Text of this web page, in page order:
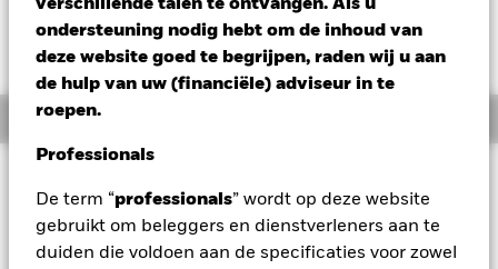
verschillende talen te ontvangen. Als u
ondersteuning nodig hebt om de inhoud van
deze website goed te begrijpen, raden wij u aan
de hulp van uw (financiële) adviseur in te
roepen.
Professionals
De term “professionals” wordt op deze website
gebruikt om beleggers en dienstverleners aan te
duiden die voldoen aan de specificaties voor zowel
Verandering NAV 1 dag per 06/aug/2026
EUR -0,14 (-0,60%)
Overzicht
Het Fonds streeft naar een maximaal rendement op uw
belegging via een combinatie van kapitaalgroei en
opbrengsten uit de activa van het Fonds. Het Fonds belegt